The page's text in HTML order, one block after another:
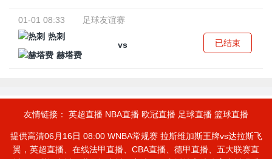
01-01 08:33
足球友谊赛
热刺
vs
赫塔费
已结束
友情链接： 英超直播 NBA直播 欧冠直播 足球直播 篮球直播
提供高清06月16日 08:00 WNBA常规赛 拉斯维加斯王牌vs达拉斯飞
翼，英超直播、在线法甲直播、CBA直播、德甲直播、五大联赛直